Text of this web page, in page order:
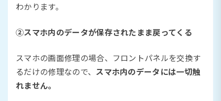
わかります。
②スマホ内のデータが保存されたまま戻ってくる
スマホの画面修理の場合、フロントパネルを交換す
るだけの修理なので、 スマホ内のデータには一切触
れません。